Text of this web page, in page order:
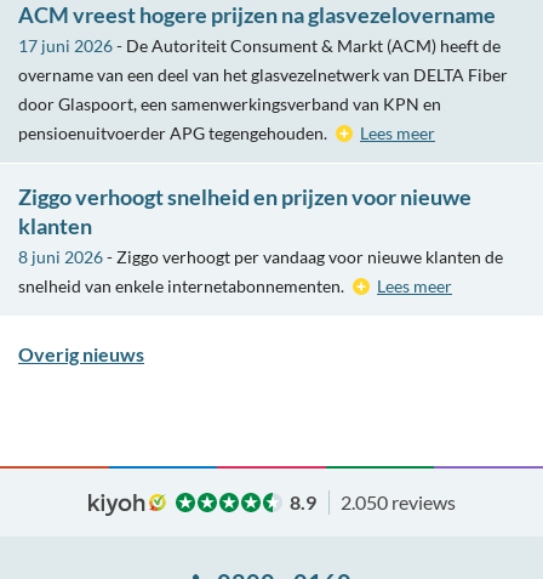
ACM vreest hogere prijzen na glasvezelovername
17 juni 2026- De Autoriteit Consument & Markt (ACM) heeft de
overname van een deel van het glasvezelnetwerk van DELTA Fiber
door Glaspoort, een samenwerkingsverband van KPN en
pensioenuitvoerder APG tegengehouden.
Lees meer
Ziggo verhoogt snelheid en prijzen voor nieuwe
klanten
8 juni 2026- Ziggo verhoogt per vandaag voor nieuwe klanten de
snelheid van enkele internetabonnementen.
Lees meer
Overig nieuws
8.9 2.050 reviews